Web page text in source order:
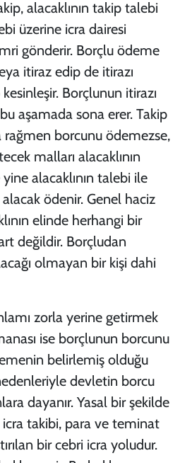
alacaklının takip talebi
üzerine icra dairesi
gönderir. Borçlu ödeme
itiraz edip de itirazı
Borçlunun itirazı
aşamada sona erer. Takip
rağmen borcunu ödemezse,
malları alacaklının
alacaklının talebi ile
ödenir. Genel haciz
elinde herhangi bir
değildir. Borçludan
olmayan bir kişi dahi
zorla yerine getirmek
ise borçlunun borcunu
belirlemiş olduğu
devletin borcu
dayanır. Yasal bir şekilde
icra takibi, para ve teminat
bir cebri icra yoludur.